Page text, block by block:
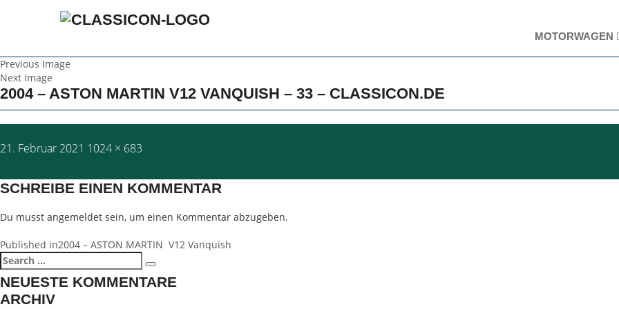
MOTORWAGEN
Previous Image
Next Image
2004 – ASTON MARTIN V12 VANQUISH – 33 – CLASSICON.DE
Posted
21. Februar 2021 Full
1024 × 683
SCHREIBE EINEN KOMMENTAR
Du musst angemeldet sein, um einen Kommentar abzugeben.
BEITRAGSNAVIGATION
Published in2004 – ASTON MARTIN V12 Vanquish
Search
for:
Search
NEUESTE KOMMENTARE
ARCHIV